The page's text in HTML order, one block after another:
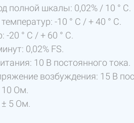
полной шкалы: 0,02% / 10 ° C.
-10 ° C / + 40 ° C.
20 ° C / + 60 ° C.
0,02% FS.
10 В постоянного тока.
возбуждения: 15 В
Ом.
5 Ом.